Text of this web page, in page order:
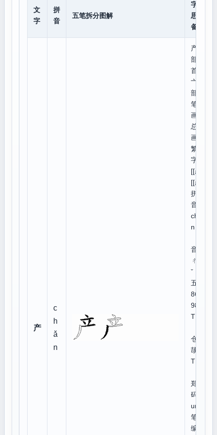
文
字
拼
音
五笔拆分图解
字意
思、
备注
产
c
h
ǎ
n
产
部
首:
亠,
部外
笔
画:4,
总笔
画:6
繁体
字:
[[產]]
[[産]]
拼
音：
chǎ
n
音：
ㄔㄢ
ˇ
五笔
86、
98:U
TE
仓
颉:Y
TH
郑
码:s
um
笔顺
编